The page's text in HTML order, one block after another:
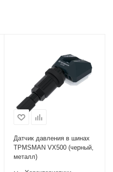
Датчик давления в шинах
TPMSMAN VX500 (черный,
металл)